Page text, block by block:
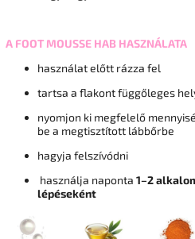
A FOOT MOUSSE HAB HASZNÁLATA
használat előtt rázza fel
tartsa a flakont függőleges
nyomjon ki megfelelő
be a megtisztított lábbőrbe
hagyja felszívódni
használja naponta 1–2
lépéseként